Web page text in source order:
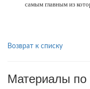
самым главным из
Возврат к списку
Материалы по